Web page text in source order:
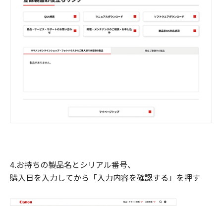
4.お持ちの製品名とシリアル番号、
購入日を入力してから「入力内容を確認する」を押す